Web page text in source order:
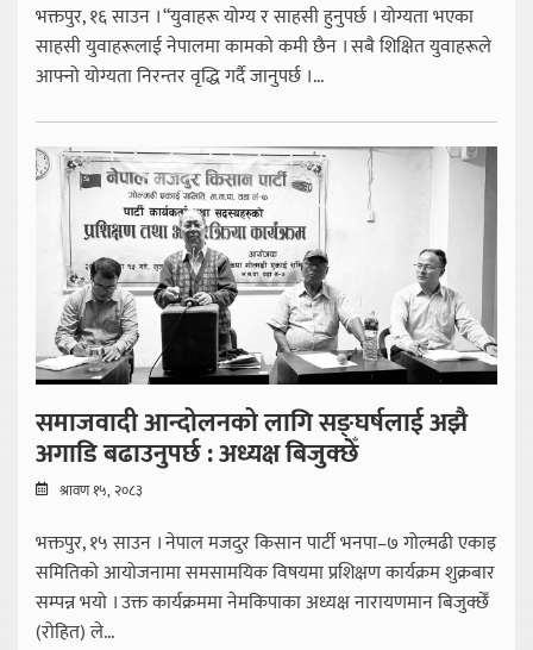
भक्तपुर, १६ साउन । “युवाहरू योग्य र साहसी हुनुपर्छ । योग्यता भएका
साहसी युवाहरूलाई नेपालमा कामको कमी छैन । सबै शिक्षित युवाहरूले
आफ्नो योग्यता निरन्तर वृद्धि गर्दै जानुपर्छ ।...
समाजवादी आन्दोलनको लागि सङ्घर्षलाई अझै
अगाडि बढाउनुपर्छ : अध्यक्ष बिजुक्छेँ
श्रावण १५, २०८३
भक्तपुर, १५ साउन । नेपाल मजदुर किसान पार्टी भनपा–७ गोल्मढी एकाइ
समितिको आयोजनामा समसामयिक विषयमा प्रशिक्षण कार्यक्रम शुक्रबार
सम्पन्न भयो । उक्त कार्यक्रममा नेमकिपाका अध्यक्ष नारायणमान बिजुक्छेँ
(रोहित) ले...